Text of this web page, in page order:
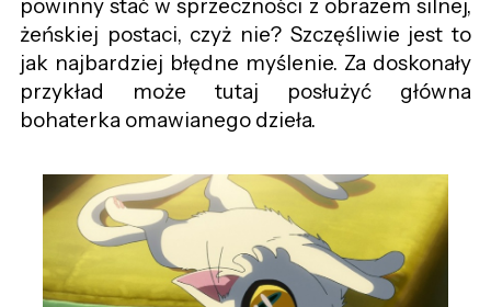
powinny stać w sprzeczności z obrazem silnej,
żeńskiej postaci, czyż nie? Szczęśliwie jest to
jak najbardziej błędne myślenie. Za doskonały
przykład może tutaj posłużyć główna
bohaterka omawianego dzieła.